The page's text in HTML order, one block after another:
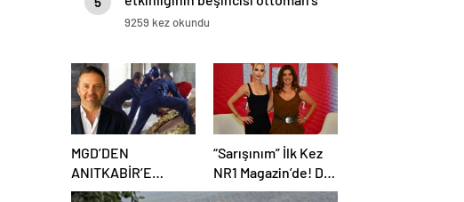
lıfe hotel deluxe’de gerçekleşti.
9259 kez okundu
MGD’DEN
ANITKABİR’E
ANLAMLI ZİYARET
“Sarışınım” İlk Kez
NR1 Magazin’de! Dila
Kalafatoğlu’ndan